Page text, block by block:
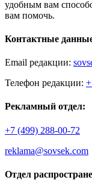
удобным вам
вам помочь.
Контактные
Email редакции:
Телефон редакции:
Рекламный отдел:
+7 (499) 288-00-72
reklama@sovsek.com
Отдел